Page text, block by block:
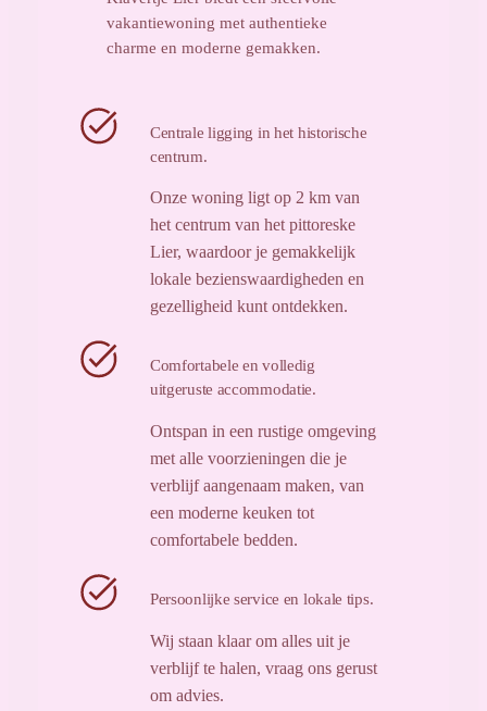
vakantiewoning met authentieke
charme en moderne gemakken.
Centrale ligging in het historische
centrum.
Onze woning ligt op 2 km van
het centrum van het pittoreske
Lier, waardoor je gemakkelijk
lokale bezienswaardigheden en
gezelligheid kunt ontdekken.
Comfortabele en volledig
uitgeruste accommodatie.
Ontspan in een rustige omgeving
met alle voorzieningen die je
verblijf aangenaam maken, van
een moderne keuken tot
comfortabele bedden.
Persoonlijke service en lokale tips.
Wij staan klaar om alles uit je
verblijf te halen, vraag ons gerust
om advies.